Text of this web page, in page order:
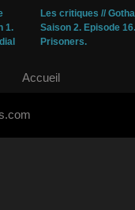
1.
Les critiques //
Saison 2. Episode 16.
Prisoners.
Accueil